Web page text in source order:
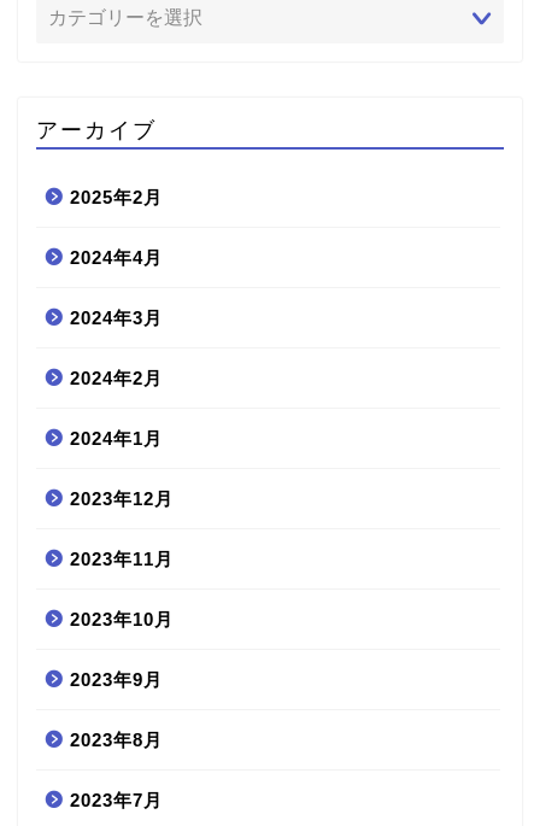
アーカイブ
2025年2月
2024年4月
2024年3月
2024年2月
2024年1月
2023年12月
2023年11月
2023年10月
2023年9月
2023年8月
2023年7月